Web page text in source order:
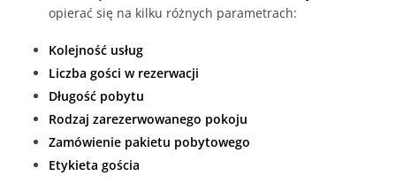
opierać się na kilku różnych parametrach:
Kolejność usług
Liczba gości w rezerwacji
Długość pobytu
Rodzaj zarezerwowanego pokoju
Zamówienie pakietu pobytowego
Etykieta gościa